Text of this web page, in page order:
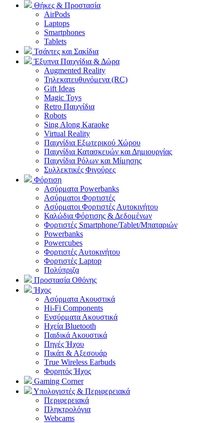
Θήκες & Προστασία
AirPods
Laptops
Smartphones
Tablets
Τσάντες και Σακίδια
Έξυπνα Παιχνίδια & Δώρα
Augmented Reality
Τηλεκατευθυνόμενα (RC)
Gift Ideas
Magic Toys
Retro Παιχνίδια
Robots
Sing Along Karaoke
Virtual Reality
Παιχνίδια Εξωτερικού Χώρου
Παιχνίδια Κατασκευών και Δημιουργίας
Παιχνίδια Ρόλων και Μίμησης
Συλλεκτικές Φιγούρες
Φόρτιση
Ασύρματα Powerbanks
Aσύρματοι Φορτιστές
Ασύρματοι Φορτιστές Αυτοκινήτου
Καλώδια Φόρτισης & Δεδομένων
Φορτιστές Smartphone/Tablet/Μπαταριών
Powerbanks
Powercubes
Φορτιστές Αυτοκινήτου
Φορτιστές Laptop
Πολύπριζα
Προστασία Οθόνης
Ήχος
Ασύρματα Ακουστικά
Hi-Fi Components
Ενσύρματα Ακουστικά
Ηχεία Bluetooth
Παιδικά Ακουστικά
Πηγές Ήχου
Πικάπ & Αξεσουάρ
Τrue Wireless Earbuds
Φορητός Ήχος
Gaming Corner
Υπολογιστές & Περιφερειακά
Περιφερειακά
Πληκτρολόγια
Webcams